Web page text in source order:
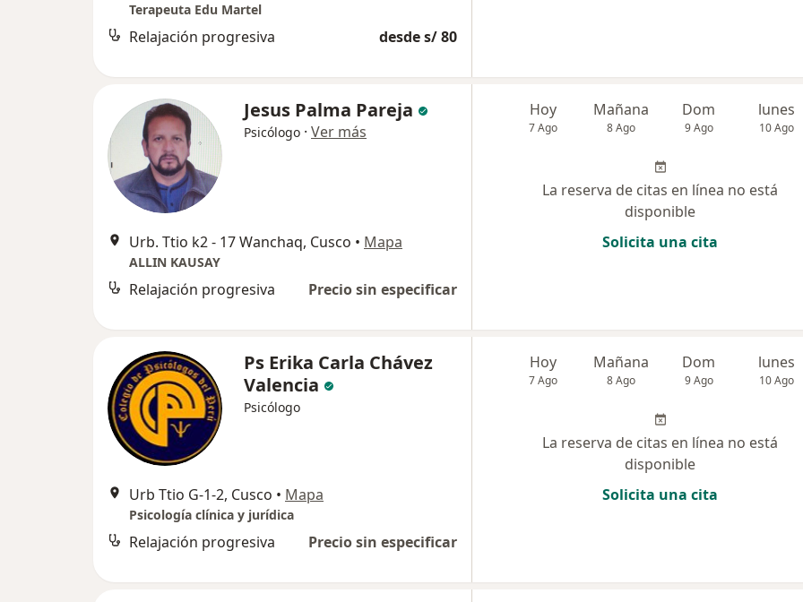
Terapeuta Edu Martel
Relajación progresiva desde s/ 80
Jesus Palma Pareja
Psicólogo · Ver más
Urb. Ttio k2 - 17 Wanchaq, Cusco • Mapa
ALLIN KAUSAY
Relajación progresiva Precio sin especificar
Hoy
7 Ago
Mañana
8 Ago
Dom
9 Ago
lunes
10 Ago
La reserva de citas en línea no está
disponible
Solicita una cita
Ps Erika Carla Chávez
Valencia
Psicólogo
Urb Ttio G-1-2, Cusco • Mapa
Psicología clínica y jurídica
Relajación progresiva Precio sin especificar
Hoy
7 Ago
Mañana
8 Ago
Dom
9 Ago
lunes
10 Ago
La reserva de citas en línea no está
disponible
Solicita una cita